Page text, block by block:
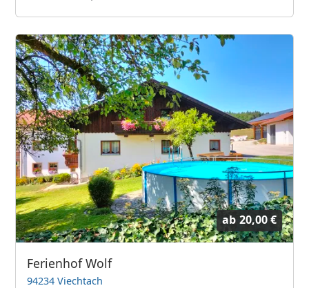
ab 20,00 €
Ferienhof Wolf
94234 Viechtach